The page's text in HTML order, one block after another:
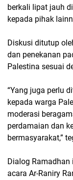
berkali lipat jauh
kepada pihak
Diskusi ditutup
dan penekanan
Palestina sesuai
“Yang juga perlu
kepada warga
moderasi
perdamaian dan
bermasyarakat,”
Dialog
acara Ar-Raniry